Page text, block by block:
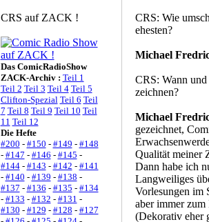
CRS auf ZACK !
Das ComicRadioShow
ZACK-Archiv : Teil 1
Teil 2 Teil 3 Teil 4 Teil 5
Clifton-Spezial Teil 6 Teil
7 Teil 8 Teil 9 Teil 10 Teil
11 Teil 12
Die Hefte
#200 - #150 - #149 - #148
- #147 - #146 - #145 -
#144- #143 - #142 - #141
- #140 - #139 - #138 -
#137 - #136 - #135 - #134
- #133 - #132 - #131 -
#130 - #129 - #128 - #127
CRS: Wie
ehesten?
Michael
CRS: Wann
zeichnen?
Michael
gezeichnet,
Qualität meiner
Dann habe ich
Langweiliges
Vorlesungen im
aber immer
(Dekorativ eher